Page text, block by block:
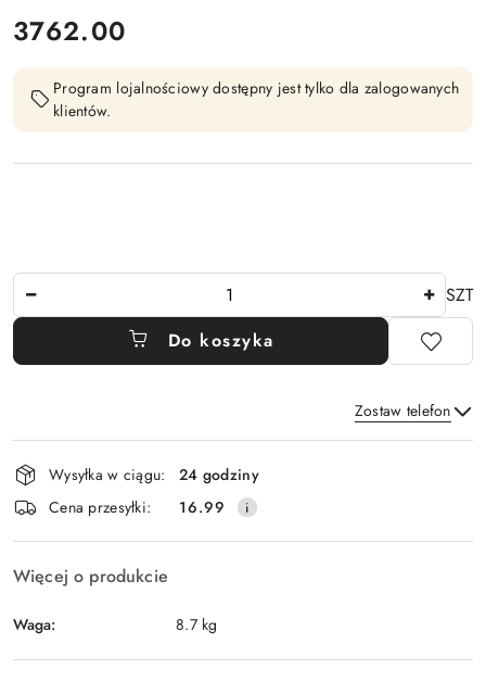
cena:
3762.00
Program lojalnościowy dostępny jest tylko dla zalogowanych
klientów.
SZT
Do koszyka
Zostaw telefon
Wyślij
Dostępność
i
dostawa
Wysyłka w ciągu:
24 godziny
Cena przesyłki:
16.99
Więcej o produkcie
Waga: 8.7 kg